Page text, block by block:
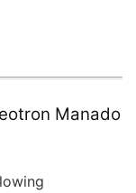
Manado